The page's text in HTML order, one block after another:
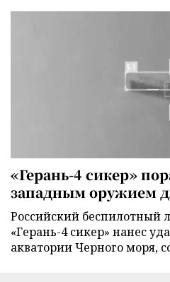
«Герань-4 сикер»
западным оружием
Российский беспилотный
«Герань-4 сикер» нанес
акватории Черного моря,